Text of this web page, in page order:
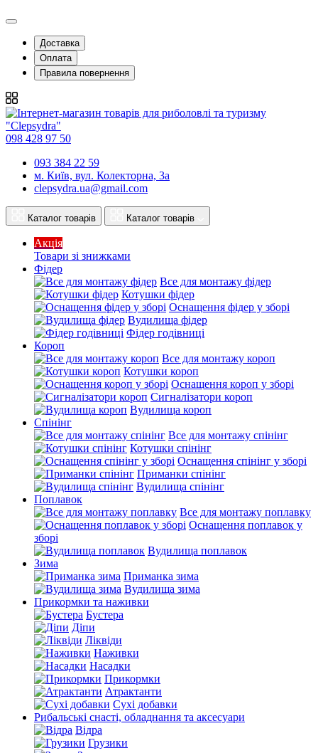
Доставка
Оплата
Правила повернення
098 428 97 50
093 384 22 59
м. Київ, вул. Колекторна, 3а
clepsydra.ua@gmail.com
Каталог товарів Каталог товарів
Акція
Товари зі знижками
Фідер
Все для монтажу фідер
Котушки фідер
Оснащення фідер у зборі
Вудилища фідер
Фідер годівниці
Короп
Все для монтажу короп
Котушки короп
Оснащення короп у зборі
Сигналізатори короп
Вудилища короп
Спінінг
Все для монтажу спінінг
Котушки спінінг
Оснащення спінінг у зборі
Приманки спінінг
Вудилища спінінг
Поплавок
Все для монтажу поплавку
Оснащення поплавок у
зборі
Вудилища поплавок
Зима
Приманка зима
Вудилища зима
Прикормки та наживки
Бустера
Діпи
Ліквіди
Наживки
Насадки
Прикормки
Атрактанти
Сухі добавки
Рибальські снасті, обладнання та аксесуари
Відра
Грузики